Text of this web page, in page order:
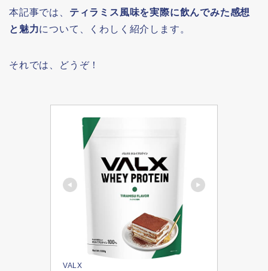
本記事では、 ティラミス風味を実際に飲んでみた感想
と魅力について、くわしく紹介します。
それでは、どうぞ！
VALX